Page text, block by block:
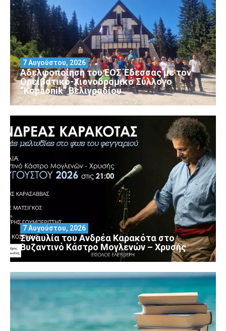
Αδελφοποίηση του ΕΟΣ Έδεσσας με τον
Ορειβατικό-Χιονοδρομικό Σύλλογο
“Kopaonik” Βελιγραδίου
7 Αυγούστου, 2026
Συναυλία του Ανδρέα Καρακότα στο
Βυζαντινό Κάστρο Μογλενών – Χρυσής
7 Αυγούστου, 2026